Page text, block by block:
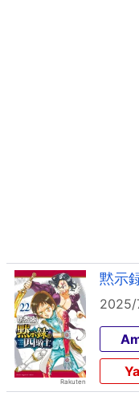
黙示
2025/